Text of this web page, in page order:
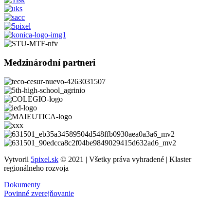
Medzinárodní partneri
Vytvoril 5pixel.sk © 2021 | Všetky práva vyhradené | Klaster
regionálneho rozvoja
Dokumenty
Povinné zverejňovanie